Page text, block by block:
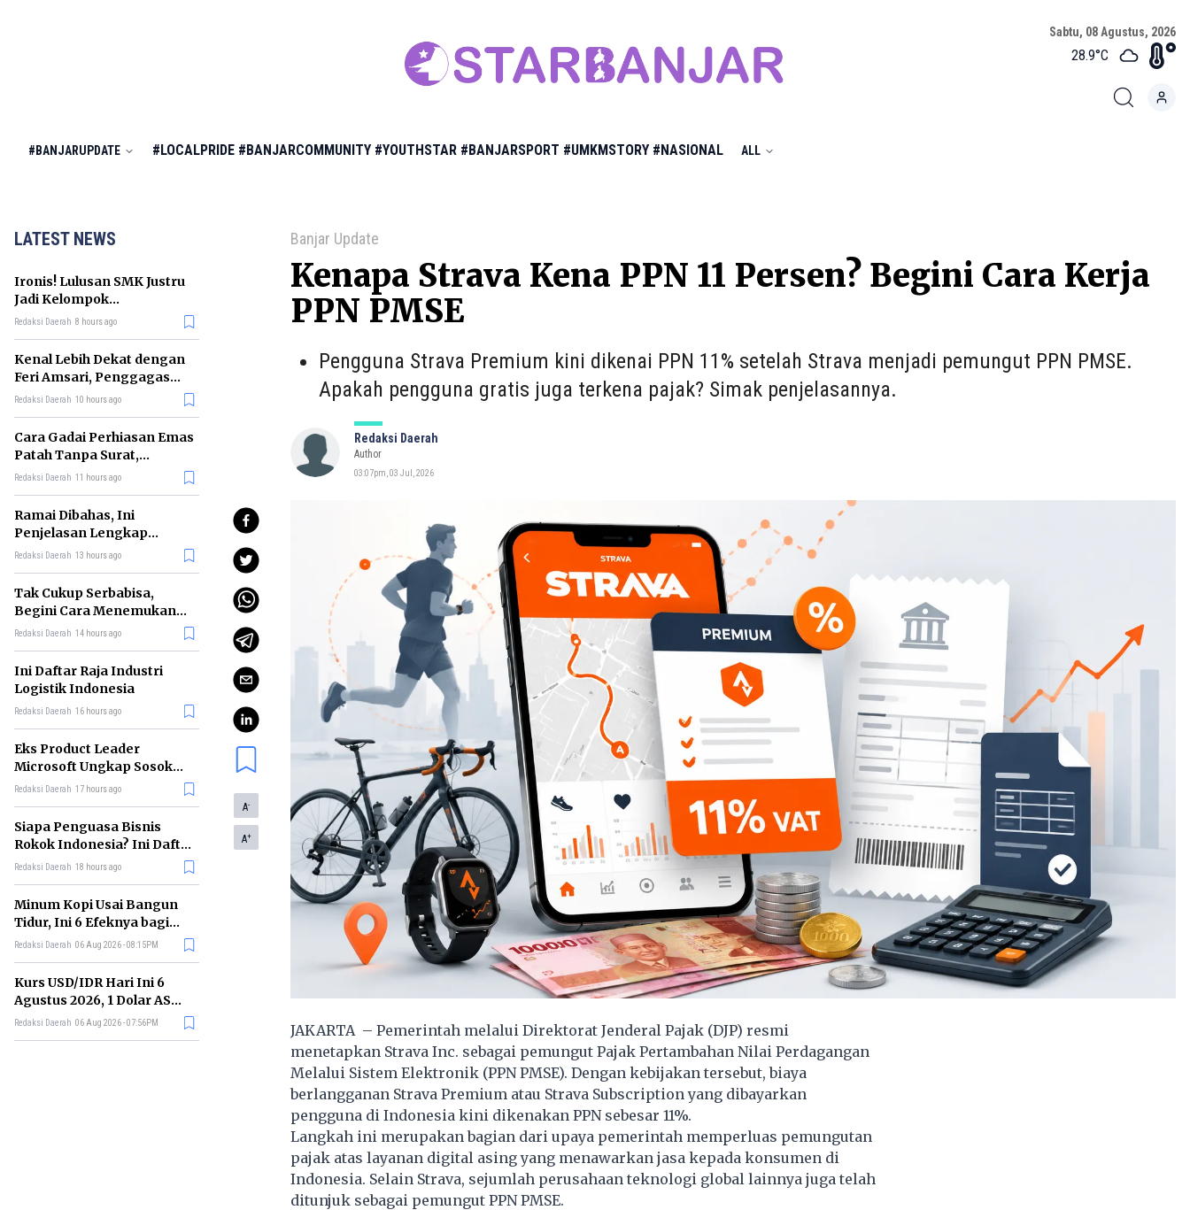
Sabtu, 08 Agustus, 2026
28.9°C
#BANJARUPDATE #LOCALPRIDE #BANJARCOMMUNITY #YOUTHSTAR #BANJARSPORT #UMKMSTORY #NASIONAL ALL
LATEST NEWS
Ironis! Lulusan SMK Justru
Jadi Kelompok
Pengangguran Terbanyak
Redaksi Daerah 8 hours ago
Kenal Lebih Dekat dengan
Feri Amsari, Penggagas
Kabinet Bayangan
Redaksi Daerah 10 hours ago
Cara Gadai Perhiasan Emas
Patah Tanpa Surat,
Ternyata Tetap Bisa!
Redaksi Daerah 11 hours ago
Ramai Dibahas, Ini
Penjelasan Lengkap
tentang Konsep Kabinet
Redaksi Daerah 13 hours ago
Tak Cukup Serbabisa,
Begini Cara Menemukan
'Spike' agar CV Dilirik HR
Redaksi Daerah 14 hours ago
Ini Daftar Raja Industri
Logistik Indonesia
Redaksi Daerah 16 hours ago
Eks Product Leader
Microsoft Ungkap Sosok
yang Paling Cocok
Redaksi Daerah 17 hours ago
Siapa Penguasa Bisnis
Rokok Indonesia? Ini Daftar
Perusahaan Terbesarnya
Redaksi Daerah 18 hours ago
Minum Kopi Usai Bangun
Tidur, Ini 6 Efeknya bagi
Kesehatan Tubuh
Redaksi Daerah 06 Aug 2026 - 08:15PM
Kurs USD/IDR Hari Ini 6
Agustus 2026, 1 Dolar AS
Kini Berapa Rupiah?
Redaksi Daerah 06 Aug 2026 - 07:56PM
Banjar Update
Kenapa Strava Kena PPN 11 Persen? Begini Cara Kerja
PPN PMSE
Pengguna Strava Premium kini dikenai PPN 11% setelah Strava menjadi pemungut PPN PMSE.
Apakah pengguna gratis juga terkena pajak? Simak penjelasannya.
Redaksi Daerah
Author
03:07pm, 03 Jul, 2026
A-
A+
JAKARTA – Pemerintah melalui Direktorat Jenderal Pajak (DJP) resmi
menetapkan Strava Inc. sebagai pemungut Pajak Pertambahan Nilai Perdagangan
Melalui Sistem Elektronik (PPN PMSE). Dengan kebijakan tersebut, biaya
berlangganan Strava Premium atau Strava Subscription yang dibayarkan
pengguna di Indonesia kini dikenakan PPN sebesar 11%.
Langkah ini merupakan bagian dari upaya pemerintah memperluas pemungutan
pajak atas layanan digital asing yang menawarkan jasa kepada konsumen di
Indonesia. Selain Strava, sejumlah perusahaan teknologi global lainnya juga telah
ditunjuk sebagai pemungut PPN PMSE.